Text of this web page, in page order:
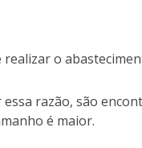
o
razão, são
é maior.